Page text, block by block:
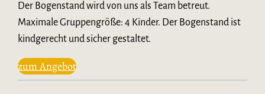
Der Bogenstand wird von uns als Team betreut.
Maximale Gruppengröße: 4 Kinder. Der Bogenstand ist
kindgerecht und sicher gestaltet.
zum Angebot